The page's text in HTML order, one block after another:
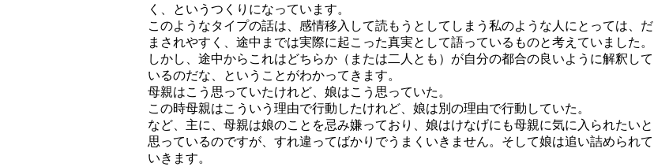
く、というつくりになっています。
このようなタイプの話は、感情移入して読もうとしてしまう私のような人にとっては、だ
まされやすく、途中までは実際に起こった真実として語っているものと考えていました。
しかし、途中からこれはどちらか（または二人とも）が自分の都合の良いように解釈して
いるのだな、ということがわかってきます。
母親はこう思っていたけれど、娘はこう思っていた。
この時母親はこういう理由で行動したけれど、娘は別の理由で行動していた。
など、主に、母親は娘のことを忌み嫌っており、娘はけなげにも母親に気に入られたいと
思っているのですが、すれ違ってばかりでうまくいきません。そして娘は追い詰められて
いきます。